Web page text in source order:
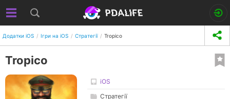
Додатки iOS Ігри на iOS Стратегії Tropico
Tropico
iOS
Стратегії